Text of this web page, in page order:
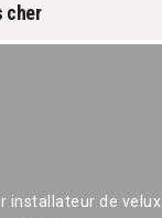
cher
installateur de velux